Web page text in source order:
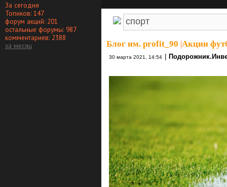
За сегодня
Топиков: 147
форум акций: 201
остальные форумы: 987
комментариев: 2388
за месяц
Блог им. profit_90 Акции
30 марта 2021, 14:54